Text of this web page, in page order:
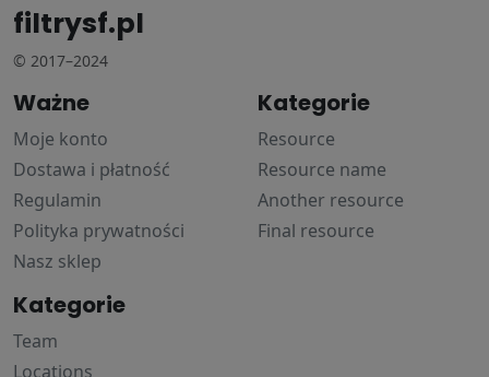
filtrysf.pl
© 2017–2024
Ważne
Moje konto
Dostawa i płatność
Regulamin
Polityka prywatności
Nasz sklep
Kategorie
Resource
Resource name
Another resource
Final resource
Kategorie
Team
Locations